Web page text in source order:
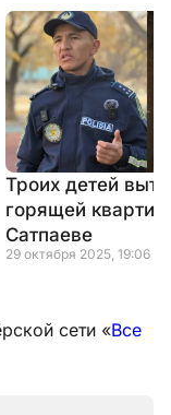
Троих детей
горящей
Сатпаеве
29 октября 2025, 19:06
сети «Все